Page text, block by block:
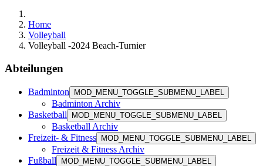
Home
Volleyball
Volleyball -2024 Beach-Turnier
Abteilungen
Badminton MOD_MENU_TOGGLE_SUBMENU_LABEL
Badminton Archiv
Basketball
MOD_MENU_TOGGLE_SUBMENU_LABEL
Basketball Archiv
Freizeit- & Fitness
MOD_MENU_TOGGLE_SUBMENU_LABEL
Freizeit & Fitness Archiv
Fußball
MOD_MENU_TOGGLE_SUBMENU_LABEL